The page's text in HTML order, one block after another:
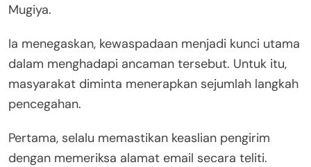
Mugiya.
Ia menegaskan, kewaspadaan menjadi kunci utama
dalam menghadapi ancaman tersebut. Untuk itu,
masyarakat diminta menerapkan sejumlah langkah
pencegahan.
Pertama, selalu memastikan keaslian pengirim
dengan memeriksa alamat email secara teliti.